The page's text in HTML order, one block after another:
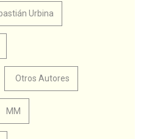
Urbina
Otros Autores
MM